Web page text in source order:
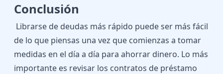
Conclusión
Librarse de deudas más rápido puede ser más fácil
de lo que piensas una vez que comienzas a tomar
medidas en el día a día para ahorrar dinero. Lo más
importante es revisar los contratos de préstamo